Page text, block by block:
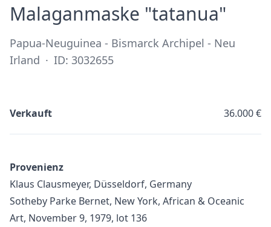
Malaganmaske "tatanua"
Papua-Neuguinea - Bismarck Archipel - Neu
Irland · ID: 3032655
Verkauft 36.000 €
Provenienz
Klaus Clausmeyer, Düsseldorf, Germany
Sotheby Parke Bernet, New York, African & Oceanic
Art, November 9, 1979, lot 136